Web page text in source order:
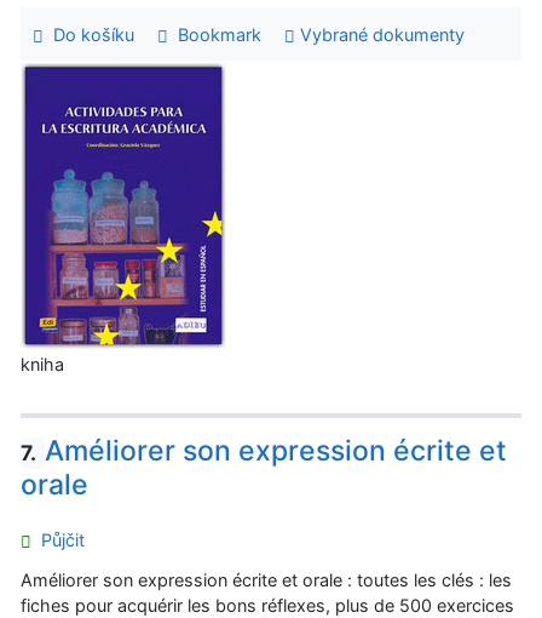
Do košíku Bookmark Vybrané dokumenty
kniha
7. Améliorer son expression écrite et
orale
Půjčit
Améliorer son expression écrite et orale : toutes les clés : les
fiches pour acquérir les bons réflexes, plus de 500 exercices